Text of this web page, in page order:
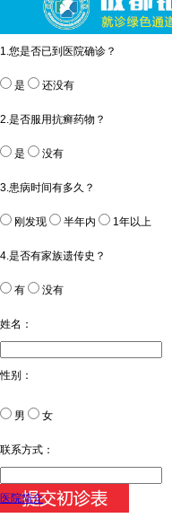
1.您是否已到医院确诊？
是 还没有
2.是否服用抗癣药物？
是 没有
3.患病时间有多久？
刚发现 半年内 1年以上
4.是否有家族遗传史？
有 没有
姓名：
性别：
男 女
今天日期：
联系方式：
医院简介